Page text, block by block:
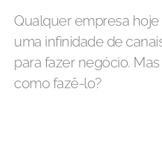
Qualquer empresa
uma infinidade de
para fazer negócio.
como fazê-lo?